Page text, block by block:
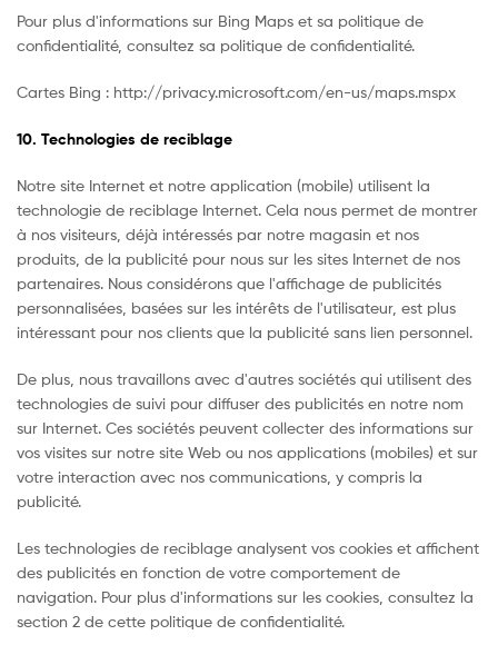
Pour plus d'informations sur Bing Maps et sa politique de
confidentialité, consultez sa politique de confidentialité.
Cartes Bing : http://privacy.microsoft.com/en-us/maps.mspx
10. Technologies de reciblage
Notre site Internet et notre application (mobile) utilisent la
technologie de reciblage Internet. Cela nous permet de montrer
à nos visiteurs, déjà intéressés par notre magasin et nos
produits, de la publicité pour nous sur les sites Internet de nos
partenaires. Nous considérons que l'affichage de publicités
personnalisées, basées sur les intérêts de l'utilisateur, est plus
intéressant pour nos clients que la publicité sans lien personnel.
De plus, nous travaillons avec d'autres sociétés qui utilisent des
technologies de suivi pour diffuser des publicités en notre nom
sur Internet. Ces sociétés peuvent collecter des informations sur
vos visites sur notre site Web ou nos applications (mobiles) et sur
votre interaction avec nos communications, y compris la
publicité.
Les technologies de reciblage analysent vos cookies et affichent
des publicités en fonction de votre comportement de
navigation. Pour plus d'informations sur les cookies, consultez la
section 2 de cette politique de confidentialité.